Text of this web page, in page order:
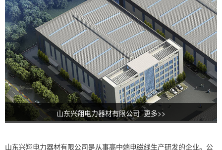
山东兴翔电力器材有限公司 更多>>
山东兴翔电力器材有限公司是从事高中端电磁线生产研发的企业。公